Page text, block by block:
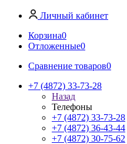
Личный кабинет
Корзина0
Отложенные0
Сравнение товаров0
+7 (4872) 33-73-28
Назад
Телефоны
+7 (4872) 33-73-28
+7 (4872) 36-43-44
+7 (4872) 30-75-62